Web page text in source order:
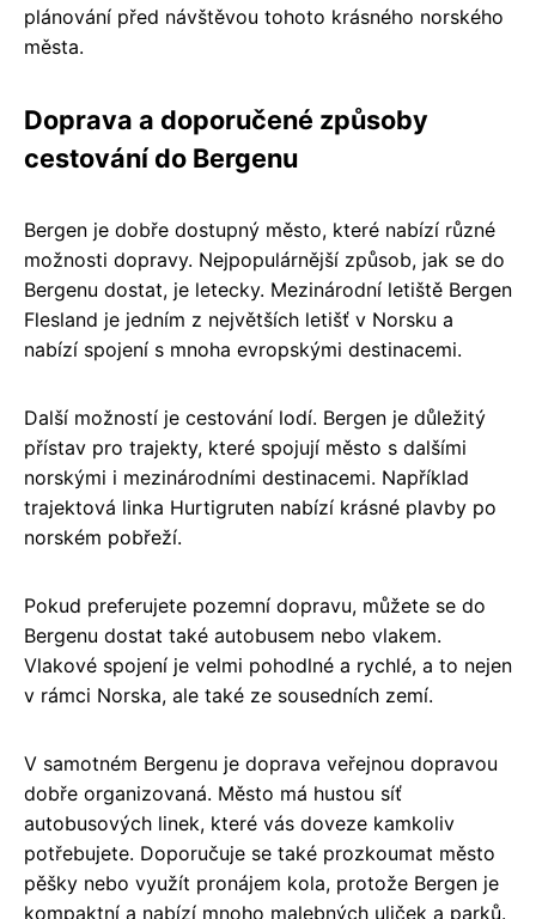
plánování před návštěvou tohoto krásného norského
města.
Doprava a doporučené způsoby
cestování do Bergenu
Bergen je dobře dostupný město, které nabízí různé
možnosti dopravy. Nejpopulárnější způsob, jak se do
Bergenu dostat, je letecky. Mezinárodní letiště Bergen
Flesland je jedním z největších letišť v Norsku a
nabízí spojení s mnoha evropskými destinacemi.
Další možností je cestování lodí. Bergen je důležitý
přístav pro trajekty, které spojují město s dalšími
norskými i mezinárodními destinacemi. Například
trajektová linka Hurtigruten nabízí krásné plavby po
norském pobřeží.
Pokud preferujete pozemní dopravu, můžete se do
Bergenu dostat také autobusem nebo vlakem.
Vlakové spojení je velmi pohodlné a rychlé, a to nejen
v rámci Norska, ale také ze sousedních zemí.
V samotném Bergenu je doprava veřejnou dopravou
dobře organizovaná. Město má hustou síť
autobusových linek, které vás doveze kamkoliv
potřebujete. Doporučuje se také prozkoumat město
pěšky nebo využít pronájem kola, protože Bergen je
kompaktní a nabízí mnoho malebných uliček a parků.